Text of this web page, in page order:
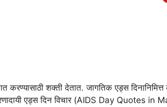
मात करण्यासाठी शक्ती देतात. जागतिक एड्स
एड्स दिन विचार (AIDS Day Quotes in